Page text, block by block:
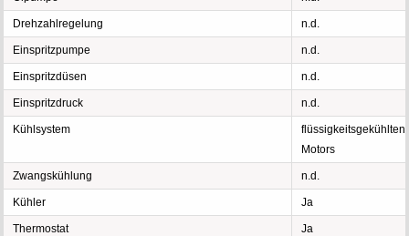
Drehzahlregelung n.d.
Einspritzpumpe n.d.
Einspritzdüsen n.d.
Einspritzdruck n.d.
Kühlsystem
flüssigkeitsgekühlten
Motors
Zwangskühlung n.d.
Kühler Ja
Thermostat Ja